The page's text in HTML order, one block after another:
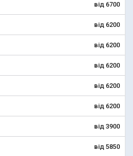
від 6700
від 6200
від 6200
від 6200
від 6200
від 6200
від 3900
від 5850